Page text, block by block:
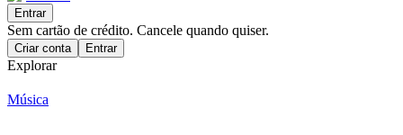
Entrar
Sem cartão de crédito. Cancele quando quiser.
Criar conta Entrar
Explorar
Música